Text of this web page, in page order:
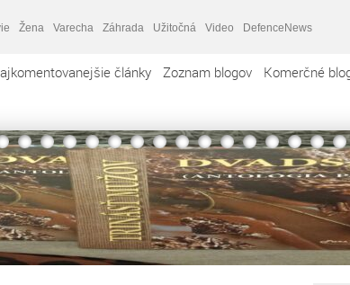
Žena Varecha Záhrada Užitočná Video DefenceNews
články Zoznam blogov Komerčné